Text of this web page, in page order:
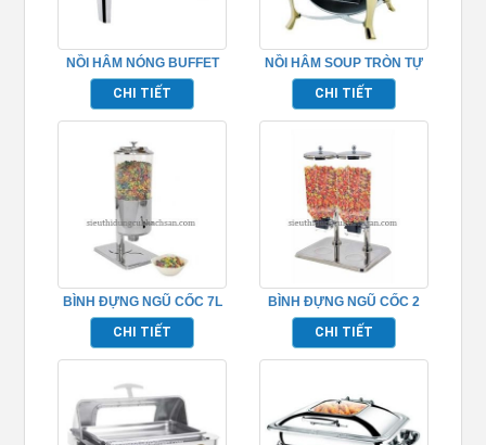
NỒI HÂM NÓNG BUFFET
HÌNH CHỮ NHẬT
TP697001
CHI TIẾT
NỒI HÂM SOUP TRÒN TỰ
PHỤC VỤ NHÀ HÀNG
BUFFET – TP697030
CHI TIẾT
BÌNH ĐỰNG NGŨ CỐC 7L
1 NGĂN TP697043
CHI TIẾT
BÌNH ĐỰNG NGŨ CỐC 2
NGĂN INOX TP697050
CHI TIẾT